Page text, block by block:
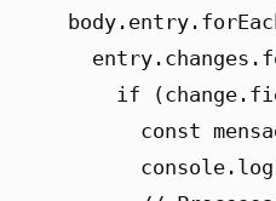
if
const